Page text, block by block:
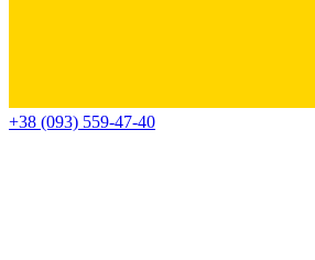
+38 (093) 559-47-40